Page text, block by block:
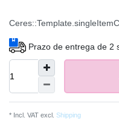
Prazo de entrega de 2
* Incl. VAT excl. Shipping